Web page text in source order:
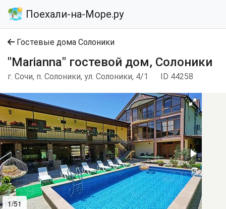
Поехали-на-Море.ру
Гостевые дома Солоники
"Marianna" гостевой дом, Солоники
г. Сочи, п. Солоники, ул. Солоники, 4/1 ID 44258
1/51